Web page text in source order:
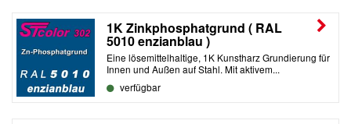
1K Zinkphosphatgrund ( RAL
5010 enzianblau )
Eine lösemittelhaltige, 1K Kunstharz Grundierung für
Innen und Außen auf Stahl. Mit aktivem...
verfügbar